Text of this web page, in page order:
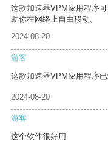
这款加速器VPM应用程序
助你在网络上自由移动。
2024-08-20
游客
这款加速器VPM应用程序
2024-08-20
游客
这个软件很好用